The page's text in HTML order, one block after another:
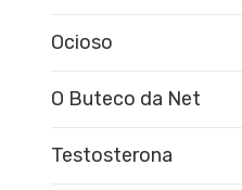
Ocioso
O Buteco da Net
Testosterona